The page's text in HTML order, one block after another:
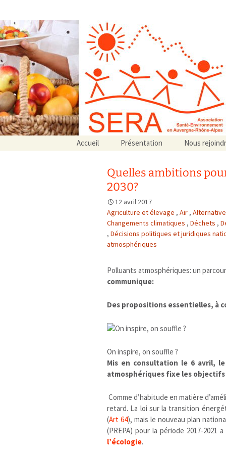
Aller
au
Accueil Présentation
Associations partenaires
Associations adhérentes
Nous
Quelles ambitions
2030?
12 avril 2017
Agriculture et élevage , Air ,
Changements climatiques , Déchets ,
, Décisions politiques et juridiques
atmosphériques
Polluants atmosphériques: un
communique:
Des propositions essentielles, à
On inspire, on souffle ?
Mis en consultation le 6 avril,
atmosphériques fixe les objectifs
Comme d’habitude en matière
retard. La loi sur la transition
(Art 64), mais le nouveau plan
(PREPA) pour la période 2017-
l’écologie.